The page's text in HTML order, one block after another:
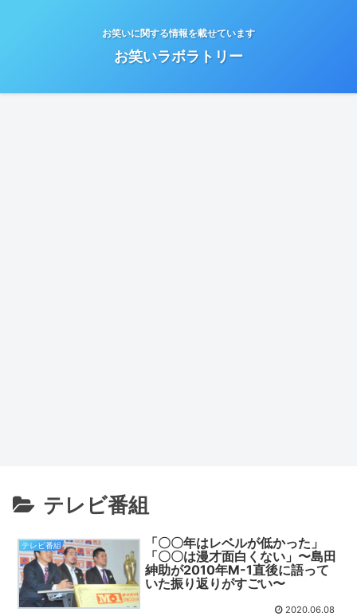
お笑いに関する情報を載せています
お笑いラボラトリー
テレビ番組
テレビ番組
「〇〇年はレベルが低かった」
「〇〇は漫才面白くない」〜島田
紳助が2010年M-1直後に語って
いた振り返りがすごい〜
2020.06.08